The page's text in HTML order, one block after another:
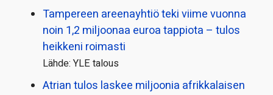
Tampereen areenayhtiö teki viime vuonna
noin 1,2 miljoonaa euroa tappiota – tulos
heikkeni roimasti
Lähde: YLE talous
Atrian tulos laskee miljoonia afrikkalaisen